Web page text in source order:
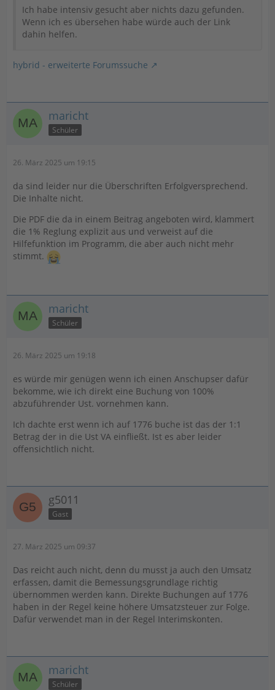
Ich habe intensiv gesucht aber nichts dazu gefunden.
Wenn ich es übersehen habe würde auch der Link
dahin helfen.
hybrid - erweiterte Forumssuche
maricht
Schüler
26. März 2025 um 19:15
da sind leider nur die Überschriften Erfolgversprechend.
Die Inhalte nicht.
Die PDF die da in einem Beitrag angeboten wird, klammert
die 1% Reglung explizit aus und verweist auf die
Hilfefunktion im Programm, die aber auch nicht mehr
stimmt.
maricht
Schüler
26. März 2025 um 19:18
es würde mir genügen wenn ich einen Anschupser dafür
bekomme, wie ich direkt eine Buchung von 100%
abzuführender Ust. vornehmen kann.
Ich dachte erst wenn ich auf 1776 buche ist das der 1:1
Betrag der in die Ust VA einfließt. Ist es aber leider
offensichtlich nicht.
g5011
Gast
27. März 2025 um 09:37
Das reicht auch nicht, denn du musst ja auch den Umsatz
erfassen, damit die Bemessungsgrundlage richtig
übernommen werden kann. Direkte Buchungen auf 1776
haben in der Regel keine höhere Umsatzsteuer zur Folge.
Dafür verwendet man in der Regel Interimskonten.
maricht
Schüler